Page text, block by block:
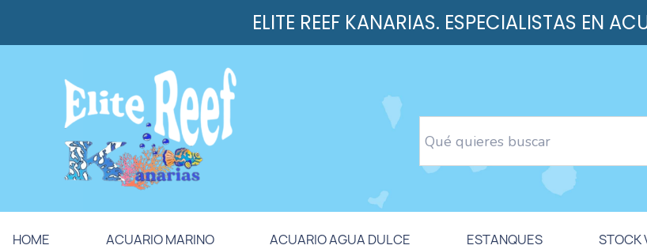
ELITE REEF KANARIAS. ESPECIALISTAS EN
HOME ACUARIO MARINO ACUARIO AGUA DULCE ESTANQUES STOCK